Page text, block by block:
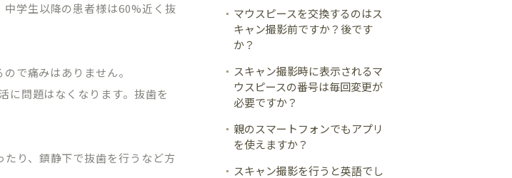
学生以降の患者様は60%近く抜
で痛みはありません。
に問題はなくなります。抜歯を
り、鎮静下で抜歯を行うなど方
マウスピースを交換するのはス
キャン撮影前ですか？後です
か？
スキャン撮影時に表示されるマ
ウスピースの番号は毎回変更が
必要ですか？
親のスマートフォンでもアプリ
を使えますか？
スキャン撮影を行うと英語でし